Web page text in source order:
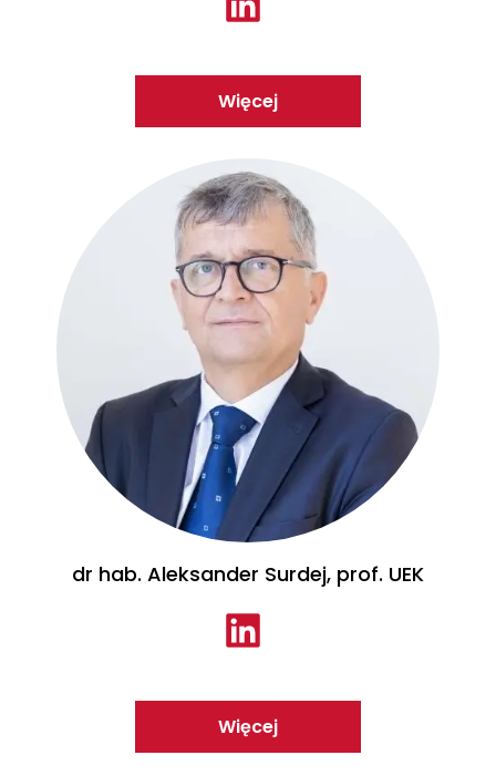
Więcej
dr hab. Aleksander Surdej, prof. UEK
Więcej